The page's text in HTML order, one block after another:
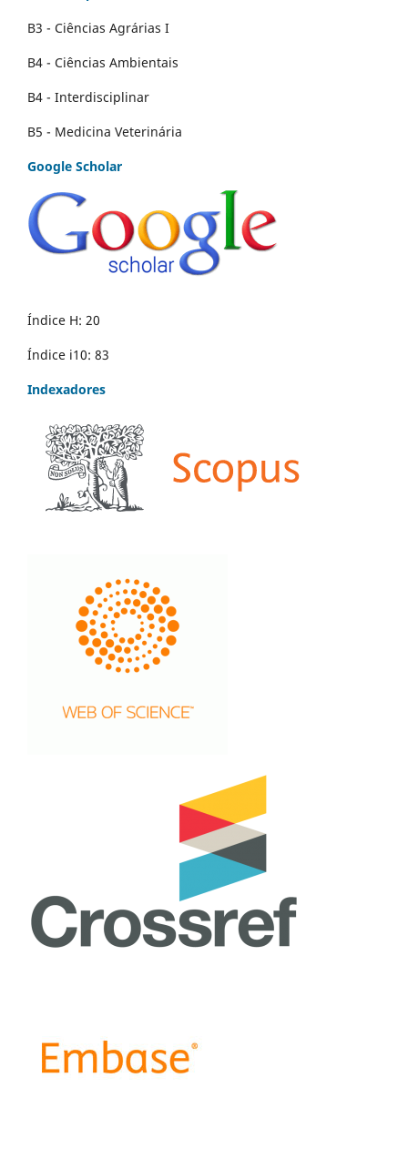
B3 - Ciências Agrárias I
B4 - Ciências Ambientais
B4 - Interdisciplinar
B5 - Medicina Veterinária
Google Scholar
Índice H: 20
Índice i10: 83
Indexadores